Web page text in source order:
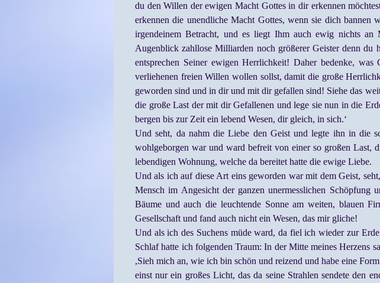
du den Willen der ewigen Macht Gottes in dir erkennen
erkennen die unendliche Macht Gottes, wenn sie dich
irgendeinem Betracht, und es liegt Ihm auch ewig nichts
Augenblick zahllose Milliarden noch größerer Geister denn
entsprechen Seiner ewigen Herrlichkeit! Daher bedenke,
verliehenen freien Willen wollen sollst, damit die große
geworden sind und in dir und mit dir gefallen sind! Siehe das
die große Last der mit dir Gefallenen und lege sie nun in die
bergen bis zur Zeit ein lebend Wesen, dir gleich, in sich.‘
Und seht, da nahm die Liebe den Geist und legte ihn in die
wohlgeborgen war und ward befreit von einer so großen Last,
lebendigen Wohnung, welche da bereitet hatte die ewige Liebe.
Und als ich auf diese Art eins geworden war mit dem Geist,
Mensch im Angesicht der ganzen unermesslichen Schöpfung
Bäume und auch die leuchtende Sonne am weiten, blauen
Gesellschaft und fand auch nicht ein Wesen, das mir gliche!
Und als ich des Suchens müde ward, da fiel ich wieder zur
Schlaf hatte ich folgenden Traum: In der Mitte meines Herzens
,Sieh mich an, wie ich bin schön und reizend und habe eine
einst nur ein großes Licht, das da seine Strahlen sendete den